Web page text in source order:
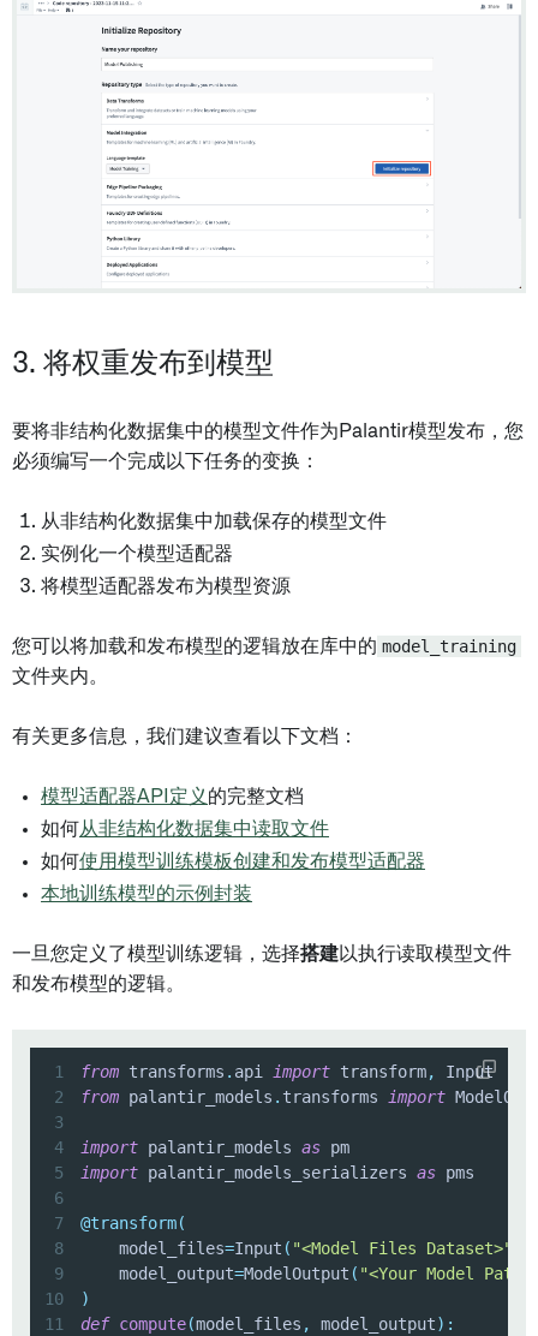
3. 将权重发布到模型
要将非结构化数据集中的模型文件作为Palantir模型发布，您
必须编写一个完成以下任务的变换：
从非结构化数据集中加载保存的模型文件
实例化一个模型适配器
将模型适配器发布为模型资源
您可以将加载和发布模型的逻辑放在库中的 model_training
文件夹内。
有关更多信息，我们建议查看以下文档：
模型适配器API定义 的完整文档
如何从非结构化数据集中读取文件
如何使用模型训练模板创建和发布模型适配器
本地训练模型的示例封装
一旦您定义了模型训练逻辑，选择搭建以执行读取模型文件
和发布模型的逻辑。
1 from transforms . api import transform,
2
from palantir_models . transforms import
3
4
import palantir_models as
5
import palantir_models_serializers as
6
7
@transform(
8
    model_files
=Input ( "<Model Files Dataset>"
9
    model_output
=ModelOutput ( "<Your Model
10
)
11
def compute(model_files , model_output) :